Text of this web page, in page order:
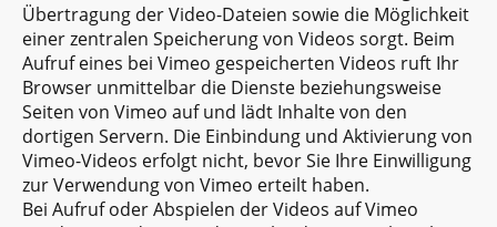
Übertragung der Video-Dateien sowie die Möglichkeit
einer zentralen Speicherung von Videos sorgt. Beim
Aufruf eines bei Vimeo gespeicherten Videos ruft Ihr
Browser unmittelbar die Dienste beziehungsweise
Seiten von Vimeo auf und lädt Inhalte von den
dortigen Servern. Die Einbindung und Aktivierung von
Vimeo-Videos erfolgt nicht, bevor Sie Ihre Einwilligung
zur Verwendung von Vimeo erteilt haben.
Bei Aufruf oder Abspielen der Videos auf Vimeo